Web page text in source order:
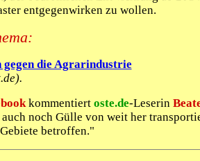
entgegenwirken zu wollen.
die Agrarindustrie
kommentiert oste.de-Leserin
auch noch Gülle von weit her
betroffen."